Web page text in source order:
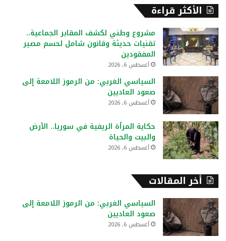
ن
الأكثر قراءة
مشروع وطني لكشف المقابر الجماعية..
تقنيات حديثة وقانون شامل لحسم مصير
المفقودين
أغسطس 6, 2026
السياسي الغربي: من الرموز اللامعة إلى
صعود العاديين
أغسطس 6, 2026
حكاية المرأة الريفية في سوريا.. الأرض
والبيت والحياة
أغسطس 6, 2026
أخر المقالات
السياسي الغربي: من الرموز اللامعة إلى
صعود العاديين
أغسطس 6, 2026